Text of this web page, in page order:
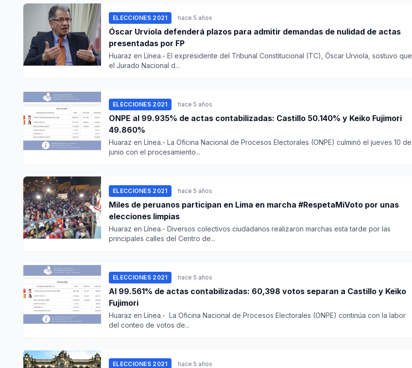
ELECCIONES 2021 hace 5 años
Óscar Urviola defenderá plazos para admitir demandas de nulidad de actas
presentadas por FP
Huaraz en Línea.- El expresidente del Tribunal Constitucional (TC), Óscar Urviola, sostuvo que
el Jurado Nacional d...
ELECCIONES 2021 hace 5 años
ONPE al 99.935% de actas contabilizadas: Castillo 50.140% y Keiko Fujimori
49.860%
Huaraz en Línea.- La Oficina Nacional de Procesos Electorales (ONPE) culminó el jueves 10 de
junio con el procesamiento...
ELECCIONES 2021 hace 5 años
Miles de peruanos participan en Lima en marcha #RespetaMiVoto por unas
elecciones limpias
Huaraz en Línea.- Diversos colectivos ciudadanos realizaron marchas esta tarde por las
principales calles del Centro de...
ELECCIONES 2021 hace 5 años
Al 99.561% de actas contabilizadas: 60,398 votos separan a Castillo y Keiko
Fujimori
Huaraz en Línea.- La Oficina Nacional de Procesos Electorales (ONPE) continúa con la labor
del conteo de votos de...
ELECCIONES 2021 hace 5 años